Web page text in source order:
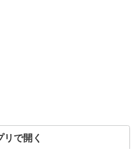
リで開く